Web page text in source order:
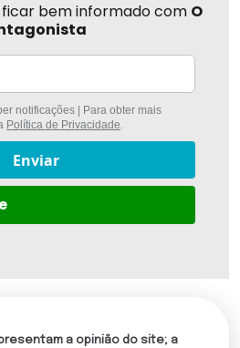
bem informado com O
notificações | Para obter mais
Política de Privacidade.
Enviar
a opinião do site; a